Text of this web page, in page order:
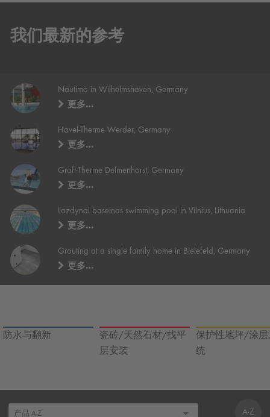
我们最新的参考
Nautimo in Wilhelmshaven, Germany
更多…
Havel-Therme Werder, Germany
更多…
Graft-Therme Delmenhorst, Germany
更多…
Lazdynai baseinas swimming pool in Vilnius, Lithuania
更多…
Grouting at a single family home in Bielefeld, Germany
更多…
防水与翻新
瓷砖/天然石材/找平
层安装
保护性地坪/涂层
统
A-Z